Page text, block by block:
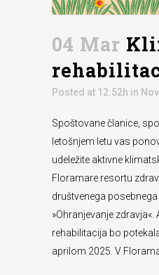
04 Mar
Posted at 12:52h in
Spoštovane članice,
letošnjem letu vas
udeležite aktivne
Floramare resortu
društvenega
»Ohranjevanje
rehabilitacija bo
aprilom 2025. V